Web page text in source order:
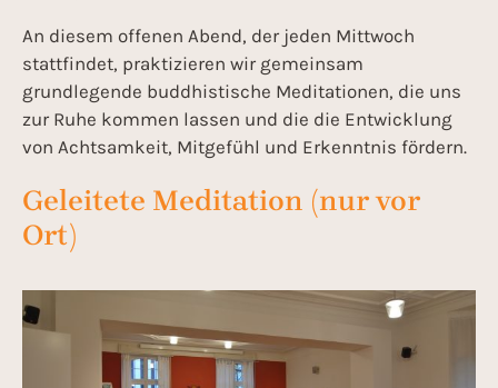
An diesem offenen Abend, der jeden Mittwoch
stattfindet, praktizieren wir gemeinsam
grundlegende buddhistische Meditationen, die uns
zur Ruhe kommen lassen und die die Entwicklung
von Achtsamkeit, Mitgefühl und Erkenntnis fördern.
Geleitete Meditation (nur vor
Ort)